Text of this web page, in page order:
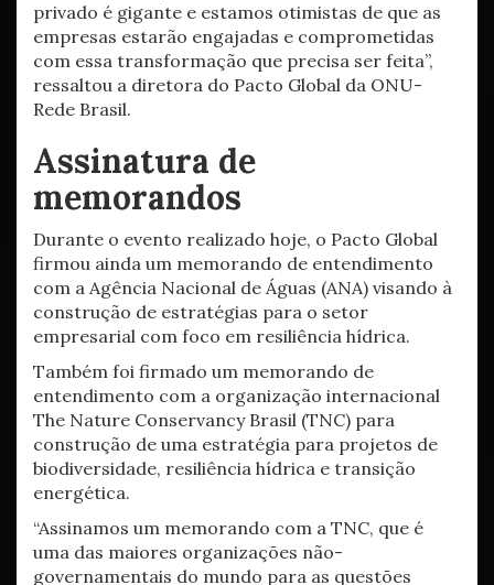
privado é gigante e estamos otimistas de que as
empresas estarão engajadas e comprometidas
com essa transformação que precisa ser feita”,
ressaltou a diretora do Pacto Global da ONU-
Rede Brasil.
Assinatura de
memorandos
Durante o evento realizado hoje, o Pacto Global
firmou ainda um memorando de entendimento
com a Agência Nacional de Águas (ANA) visando à
construção de estratégias para o setor
empresarial com foco em resiliência hídrica.
Também foi firmado um memorando de
entendimento com a organização internacional
The Nature Conservancy Brasil (TNC) para
construção de uma estratégia para projetos de
biodiversidade, resiliência hídrica e transição
energética.
“Assinamos um memorando com a TNC, que é
uma das maiores organizações não-
governamentais do mundo para as questões